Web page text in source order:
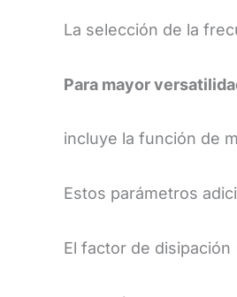
La selección de la
​Para mayor
incluye la función de
Estos parámetros
El factor de